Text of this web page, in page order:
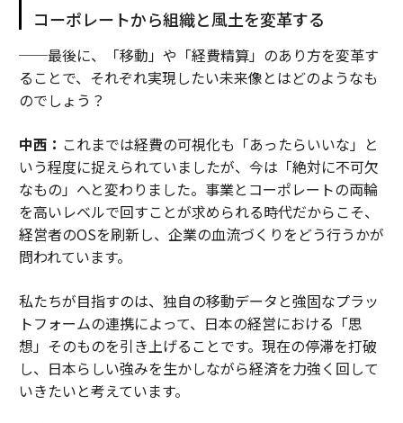
コーポレートから組織と風土を変革する
──最後に、「移動」や「経費精算」のあり方を変革す
ることで、それぞれ実現したい未来像とはどのようなも
のでしょう？
中西： これまでは経費の可視化も「あったらいいな」と
いう程度に捉えられていましたが、今は「絶対に不可欠
なもの」へと変わりました。事業とコーポレートの両輪
を高いレベルで回すことが求められる時代だからこそ、
経営者のOSを刷新し、企業の血流づくりをどう行うかが
問われています。
私たちが目指すのは、独自の移動データと強固なプラッ
トフォームの連携によって、日本の経営における「思
想」そのものを引き上げることです。現在の停滞を打破
し、日本らしい強みを生かしながら経済を力強く回して
いきたいと考えています。